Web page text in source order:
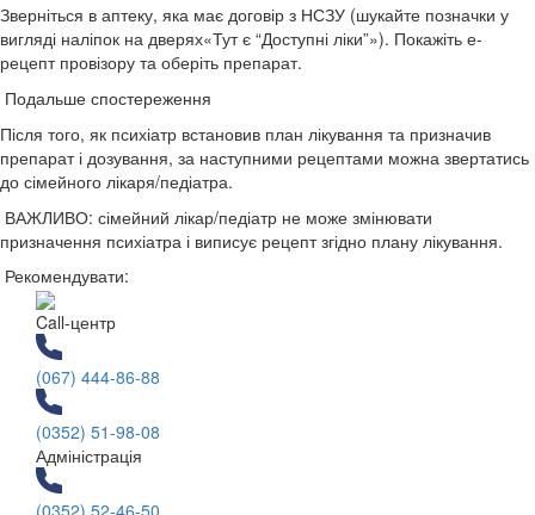
Зверніться в аптеку, яка має договір з НСЗУ (шукайте позначки у
вигляді наліпок на дверях«Тут є “Доступні ліки”»). Покажіть е-
рецепт провізору та оберіть препарат.
Подальше спостереження
Після того, як психіатр встановив план лікування та призначив
препарат і дозування, за наступними рецептами можна звертатись
до сімейного лікаря/педіатра.
ВАЖЛИВО: сімейний лікар/педіатр не може змінювати
призначення психіатра і виписує рецепт згідно плану лікування.
Рекомендувати:
Call-центр
(067) 444-86-88
(0352) 51-98-08
Адміністрація